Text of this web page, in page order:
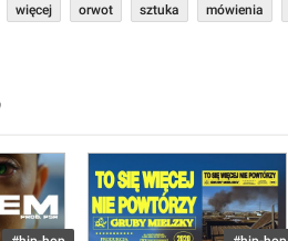
więcej orwot sztuka mówienia